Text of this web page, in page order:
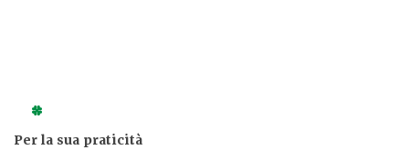
Per la sua praticità